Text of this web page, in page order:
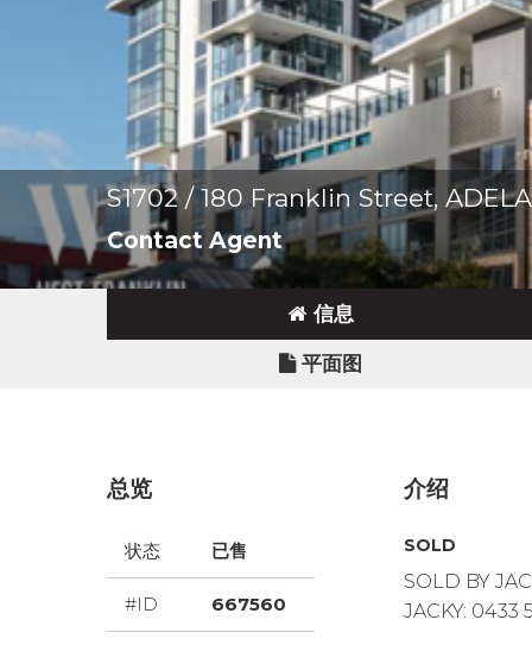
S1702 / 180 Franklin Street,
Contact Agent
信息
平面图
总览
状态 已售
#ID 667560
介绍
SOLD
SOLD BY
JACKY: 0433